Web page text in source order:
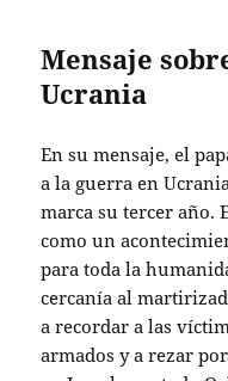
Mensaje
Ucrania
En su mensaje, el
a la guerra en
marca su tercer año.
como un
para toda la
cercanía al
a recordar a las
armados y a rezar